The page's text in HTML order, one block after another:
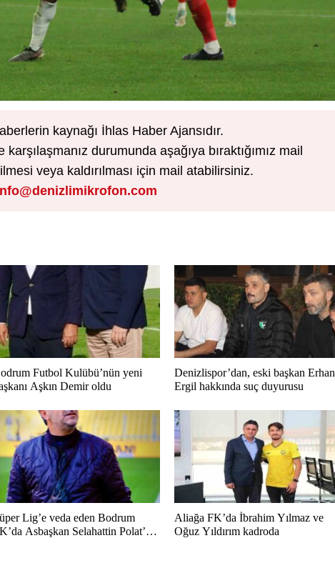
kaynağı İhlas Haber Ajansıdır.
durumunda aşağıya bıraktığımız mail
veya kaldırılması için mail atabilirsiniz.
Futbol Kulübü’nün yeni
Aşkın Demir oldu
Denizlispor’dan, eski başkan Erhan
Ergil hakkında suç duyurusu
Lig’e veda eden Bodrum
Asbaşkan Selahattin Polat’tan
Aliağa FK’da İbrahim Yılmaz ve
Oğuz Yıldırım kadroda